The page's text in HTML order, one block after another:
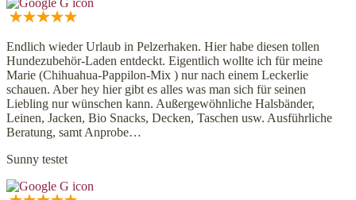
Endlich wieder Urlaub in Pelzerhaken. Hier habe diesen tollen
Hundezubehör-Laden entdeckt. Eigentlich wollte ich für meine
Marie (Chihuahua-Pappilon-Mix ) nur nach einem Leckerlie
schauen. Aber hey hier gibt es alles was man sich für seinen
Liebling nur wünschen kann. Außergewöhnliche Halsbänder,
Leinen, Jacken, Bio Snacks, Decken, Taschen usw. Ausführliche
Beratung, samt Anprobe…
Sunny testet